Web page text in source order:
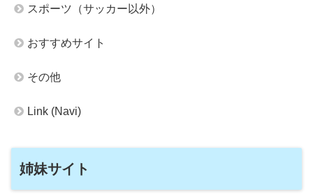
スポーツ（サッカー以外）
おすすめサイト
その他
Link (Navi)
姉妹サイト